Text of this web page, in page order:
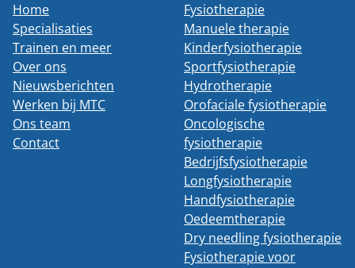
Home
Specialisaties
Trainen en meer
Over ons
Nieuwsberichten
Werken bij MTC
Ons team
Contact
Fysiotherapie
Manuele therapie
Kinderfysiotherapie
Sportfysiotherapie
Hydrotherapie
Orofaciale fysiotherapie
Oncologische
fysiotherapie
Bedrijfsfysiotherapie
Longfysiotherapie
Handfysiotherapie
Oedeemtherapie
Dry needling fysiotherapie
Fysiotherapie voor